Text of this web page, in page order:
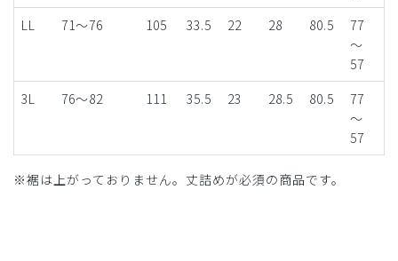
LL
71～76 105 33.5 22 28 80.5
77
～
57
3L
76～82 111 35.5 23 28.5 80.5
77
～
57
※裾は上がっておりません。丈詰めが必須の商品です。